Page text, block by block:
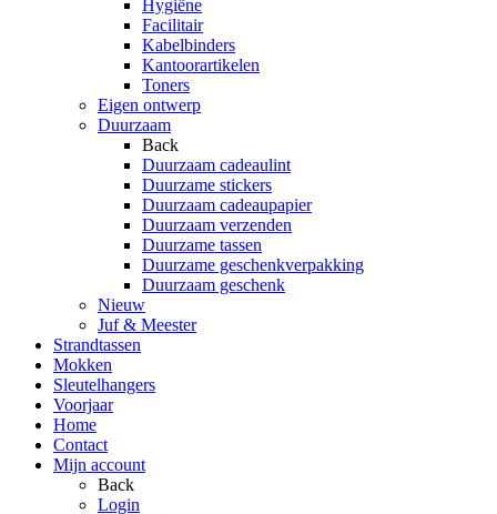
Hygiëne
Facilitair
Kabelbinders
Kantoorartikelen
Toners
Eigen ontwerp
Duurzaam
Back
Duurzaam cadeaulint
Duurzame stickers
Duurzaam cadeaupapier
Duurzaam verzenden
Duurzame tassen
Duurzame geschenkverpakking
Duurzaam geschenk
Nieuw
Juf & Meester
Strandtassen
Mokken
Sleutelhangers
Voorjaar
Home
Contact
Mijn account
Back
Login